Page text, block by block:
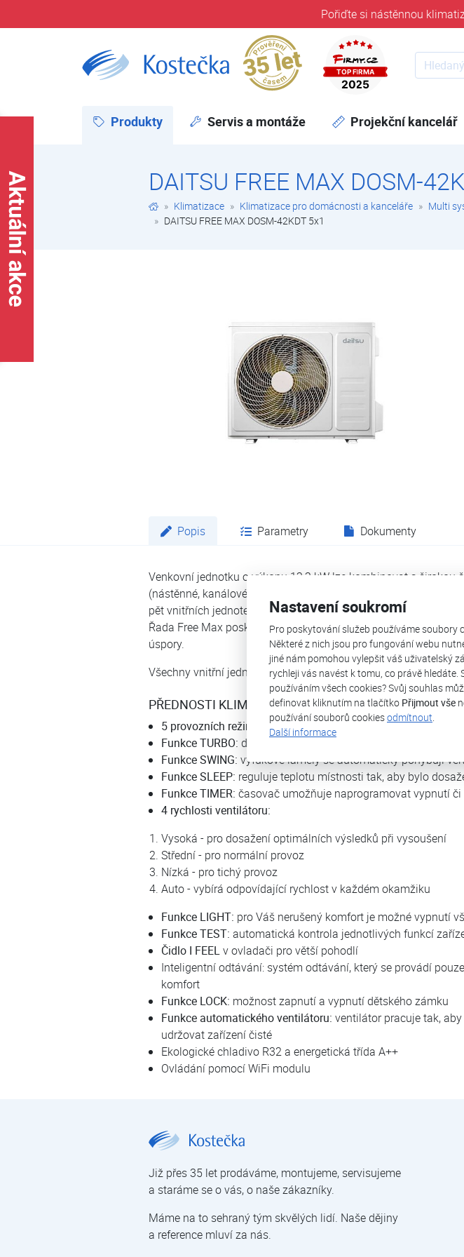
Nastavení soukromí
Pro poskytování služeb používáme soubory
Některé z nich jsou pro fungování webu
jiné nám pomohou vylepšit váš uživatelský
rychleji vás navést k tomu, co právě hledáte.
používáním všech cookies? Svůj souhlas
definovat kliknutím na tlačítko Přijmout vše
používání souborů cookiesodmítnout
Další informace
Pořiďte si nástěnnou
Prověřeni časem 32 let
Produkty (aktuální)Servis a montáže Projekční kancelář
DAITSU FREE MAX DOSM-
Klimatizace Klimatizace pro domácnosti a kanceláře Multi
DAITSU FREE MAX DOSM-42KDT 5x1
Popis Parametry Dokumenty
Venkovní jednotku o výkonu 12,2 kW lze kombinovat s
(nástěnné, kanálové, kazetové a parapetní), které nejlépe
pět vnitřních jednotek.
Řada Free Max poskytuje lepší regulaci teploty a díky svému
úspory.
Všechny vnitřní jednotky lze ovládat z libovolného místa
PŘEDNOSTI KLIMATIZACE
5 provozních režimů:
chlazení, topení, odvlhčování, ventilace,
Funkce TURBO: díky této funkci jednotka maximálně využije
Funkce SWING: výfukové lamely se automaticky pohybují
Funkce SLEEP: reguluje teplotu místnosti tak, aby bylo
Funkce TIMER: časovač umožňuje naprogramovat vypnutí
4 rychlosti ventilátoru:
Vysoká - pro dosažení optimálních výsledků při vysoušení
Střední - pro normální provoz
Nízká - pro tichý provoz
Auto - vybírá odpovídající rychlost v každém okamžiku
Funkce LIGHT: pro Váš nerušený komfort je možné vypnutí
Funkce TEST: automatická kontrola jednotlivých funkcí
Čidlo I FEELv ovladači pro větší pohodlí
Inteligentní odtávání: systém odtávání, který se provádí
komfort
Funkce LOCK: možnost zapnutí a vypnutí dětského zámku
Funkce automatického ventilátoru: ventilátor pracuje tak,
udržovat zařízení čisté
Ekologické chladivo R32 a energetická třída A++
Ovládání pomocí WiFi modulu
Již přes 35 let prodáváme, montujeme, servisujeme
a staráme se o vás, o naše zákazníky.
Máme na to sehraný tým skvělých lidí. Naše dějiny
a reference mluví za nás.